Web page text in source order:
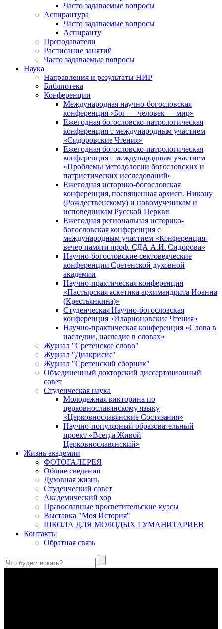
Часто задаваемые вопросы
Аспирантура
Часто задаваемые вопросы
Аспиранту
Преподаватели
Расписание занятий
Часто задаваемые вопросы
Наука
Направления и результаты НИР
Библиотека
Конференции
Международная научно-богословская
конференция «Бог — человек — мир»
Ежегодная богословско-патрологическая
конференция с международным участием
«Сидоровские Чтения»
Ежегодная богословско-патрологическая
конференция с международным участием
«Проблемы методологии богословских и
патристических исследований»
Ежегодная историко-богословская
конференция, посвященная архиеп. Никону
(Рождественскому) и новомученикам и
исповедникам Русской Церкви
Ежегодная региональная историко-
богословская конференция с
международным участием «Конференция-
вечер памяти проф. СДА А.И. Сидорова»
Научно-богословские сектоведческие
конференции Сретенской духовной
академии
Научно-практическая конференция
«Пастырская аскетика архимандрита Иоанна
(Крестьянкина)»
Студенческая Научно-богословская
конференция «Иларионовские Чтения»
Научно-практическая конференция «Cлова в
наследии, наследие в словах»
Журнал "Сретенское слово"
Журнал "Диакрисис"
Журнал "Сретенский сборник"
Объединенный докторский диссертационный
совет
Студенческая наука
Молодежная викторина по
церковнославянскому языку
«Церковнославянские Состязания»
Научно-популярный образовательный
проект «Всегда Живой
Церковнославянский»
Жизнь академии
ФОТОГАЛЕРЕЯ
Общие сведения
Духовная жизнь
Студенческий совет
Академический хор
Православные просветительские курсы
Выставка "Моя История"
ШКОЛА ДЛЯ МОЛОДЫХ ГУМАНИТАРИЕВ
Контакты
Обратная связь